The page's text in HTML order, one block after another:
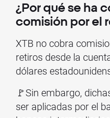
¿Por qué se ha
comisión por el
XTB no cobra
retiros desde la
dólares
🚩Sin embargo,
ser aplicadas por el